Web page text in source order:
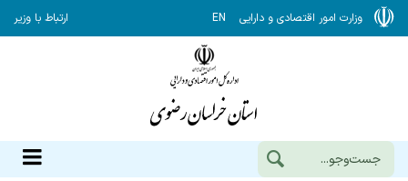
وزارت امور اقتصادی و دارایی EN ارتباط با وزیر